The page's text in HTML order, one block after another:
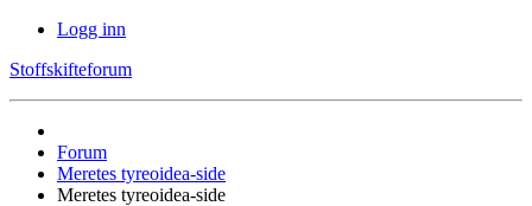
Logg inn
Stoffskifteforum
Forum
Meretes tyreoidea-side
Meretes tyreoidea-side